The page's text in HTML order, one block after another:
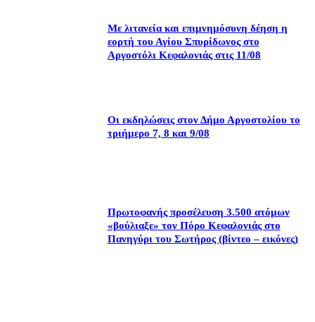
Με λιτανεία και επιμνημόσυνη δέηση η
εορτή του Αγίου Σπυρίδωνος στο
Αργοστόλι Κεφαλονιάς στις 11/08
Οι εκδηλώσεις στον Δήμο Αργοστολίου το
τριήμερο 7, 8 και 9/08
Πρωτοφανής προσέλευση 3.500 ατόμων
«βούλιαξε» τον Πόρο Κεφαλονιάς στο
Πανηγύρι του Σωτήρος (βίντεο – εικόνες)